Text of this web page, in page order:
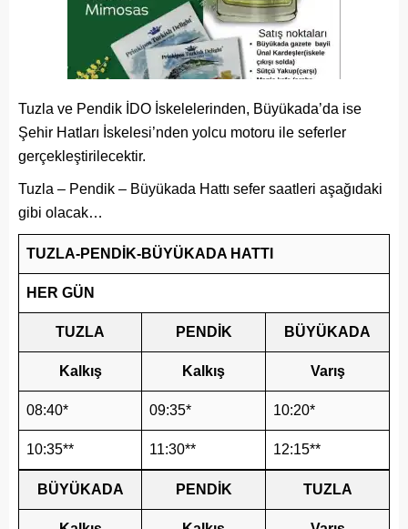
Tuzla ve Pendik İDO İskelelerinden, Büyükada’da ise
Şehir Hatları İskelesi’nden yolcu motoru ile seferler
gerçekleştirilecektir.
Tuzla – Pendik – Büyükada Hattı sefer saatleri aşağıdaki
gibi olacak…
TUZLA-PENDİK-BÜYÜKADA HATTI
HER GÜN
TUZLA PENDİK BÜYÜKADA
Kalkış Kalkış Varış
08:40* 09:35* 10:20*
10:35** 11:30** 12:15**
BÜYÜKADA PENDİK TUZLA